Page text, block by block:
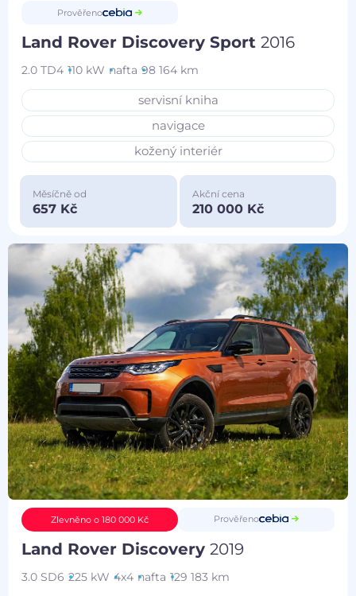
Prověřeno
Land Rover Discovery Sport2016
2.0 TD4 110 kW nafta 98 164 km
servisní kniha
navigace
kožený interiér
Měsíčně od
657 Kč
Akční cena
210 000 Kč
Zlevněno o 180 000 Kč Prověřeno
Land Rover Discovery2019
3.0 SD6 225 kW 4x4 nafta 129 183 km